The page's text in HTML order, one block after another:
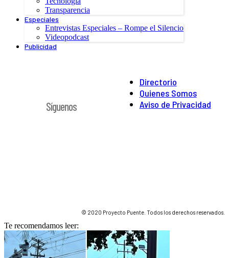
Transparencia
Especiales
Entrevistas Especiales – Rompe el Silencio
Videopodcast
Publicidad
Directorio
Quienes Somos
Aviso de Privacidad
Síguenos
© 2020 Proyecto Puente. Todos los derechos reservados.
Te recomendamos leer: